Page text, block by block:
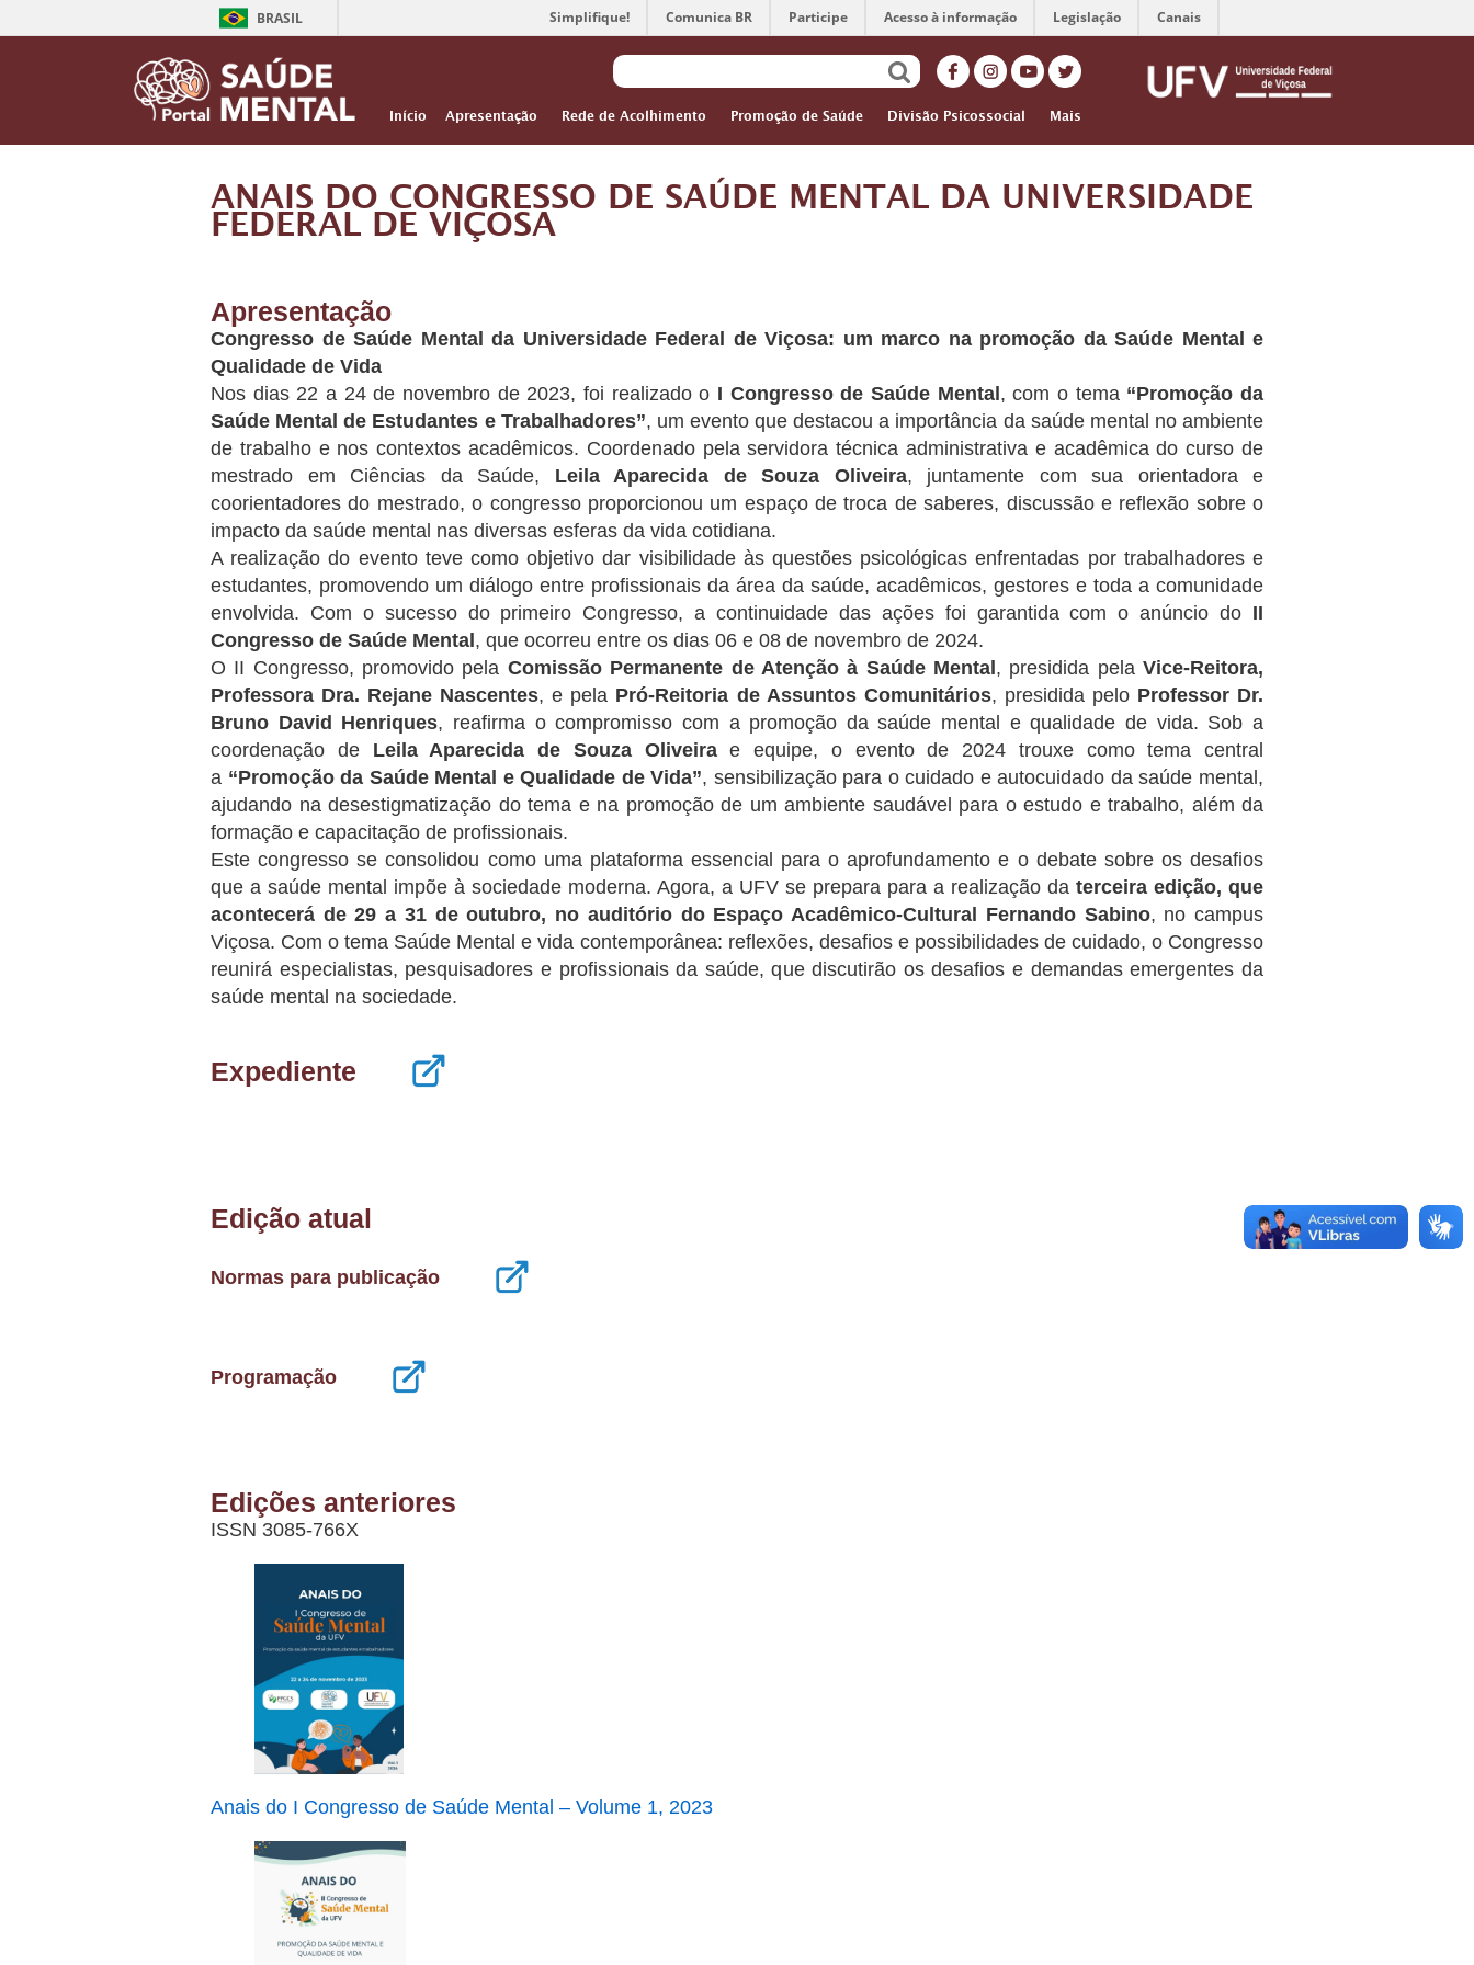
BRASIL Simplifique! Comunica BR Participe Acesso à informação Legislação Canais
Início Apresentação Rede de Acolhimento Promoção de Saúde Divisão Psicossocial Mais
ANAIS DO CONGRESSO DE SAÚDE MENTAL DA UNIVERSIDADE
FEDERAL DE VIÇOSA
Apresentação
Congresso de Saúde Mental da Universidade Federal de Viçosa: um marco na promoção da Saúde Mental e
Qualidade de Vida
Nos dias 22 a 24 de novembro de 2023, foi realizado o I Congresso de Saúde Mental , com o tema “Promoção da
Saúde Mental de Estudantes e Trabalhadores”, um evento que destacou a importância da saúde mental no ambiente
de trabalho e nos contextos acadêmicos. Coordenado pela servidora técnica administrativa e acadêmica do curso de
mestrado em Ciências da Saúde, Leila Aparecida de Souza Oliveira, juntamente com sua orientadora e
coorientadores do mestrado, o congresso proporcionou um espaço de troca de saberes, discussão e reflexão sobre o
impacto da saúde mental nas diversas esferas da vida cotidiana.
A realização do evento teve como objetivo dar visibilidade às questões psicológicas enfrentadas por trabalhadores e
estudantes, promovendo um diálogo entre profissionais da área da saúde, acadêmicos, gestores e toda a comunidade
envolvida. Com o sucesso do primeiro Congresso, a continuidade das ações foi garantida com o anúncio do II
Congresso de Saúde Mental , que ocorreu entre os dias 06 e 08 de novembro de 2024.
O II Congresso, promovido pela Comissão Permanente de Atenção à Saúde Mental , presidida pelaVice-Reitora,
Professora Dra. Rejane Nascentes, e pela Pró-Reitoria de Assuntos Comunitários, presidida pelo Professor Dr.
Bruno David Henriques, reafirma o compromisso com a promoção da saúde mental e qualidade de vida. Sob a
coordenação de Leila Aparecida de Souza Oliveirae equipe, o evento de 2024 trouxe como tema central
a “Promoção da Saúde Mental e Qualidade de Vida”, sensibilização para o cuidado e autocuidado da saúde mental,
ajudando na desestigmatização do tema e na promoção de um ambiente saudável para o estudo e trabalho, além da
formação e capacitação de profissionais.
Este congresso se consolidou como uma plataforma essencial para o aprofundamento e o debate sobre os desafios
que a saúde mental impõe à sociedade moderna. Agora, a UFV se prepara para a realização da terceira edição, que
acontecerá de 29 a 31 de outubro, no auditório do Espaço Acadêmico-Cultural Fernando Sabino, no campus
Viçosa. Com o tema Saúde Mental e vida contemporânea: reflexões, desafios e possibilidades de cuidado, o Congresso
reunirá especialistas, pesquisadores e profissionais da saúde, que discutirão os desafios e demandas emergentes da
saúde mental na sociedade.
Expediente
Edição atual
Normas para publicação
Programação
Edições anteriores
ISSN 3085-766X
Anais do I Congresso de Saúde Mental – Volume 1, 2023